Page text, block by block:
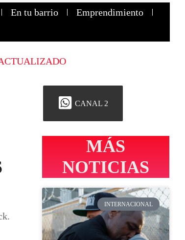
En tu barrio
Emprendimiento
CANAL 2
MÁS
NOTICIAS
INTERNACIONAL